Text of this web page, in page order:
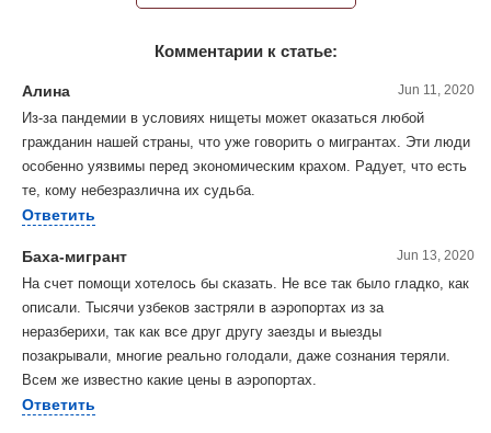
Комментарии к статье:
Алина Jun 11, 2020
Из-за пандемии в условиях нищеты может оказаться любой
гражданин нашей страны, что уже говорить о мигрантах. Эти люди
особенно уязвимы перед экономическим крахом. Радует, что есть
те, кому небезразлична их судьба.
Ответить
Баха-мигрант Jun 13, 2020
На счет помощи хотелось бы сказать. Не все так было гладко, как
описали. Тысячи узбеков застряли в аэропортах из за
неразберихи, так как все друг другу заезды и выезды
позакрывали, многие реально голодали, даже сознания теряли.
Всем же известно какие цены в аэропортах.
Ответить